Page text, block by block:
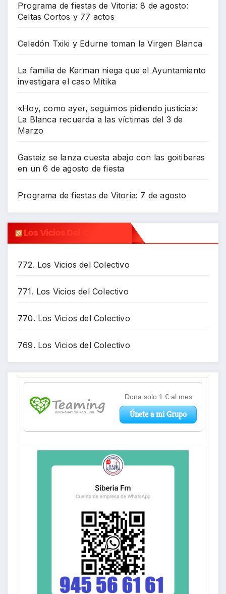
Programa de fiestas de Vitoria: 8 de agosto:
Celtas Cortos y 77 actos
Celedón Txiki y Edurne toman la Virgen Blanca
La familia de Kerman niega que el Ayuntamiento
investigara el caso Mítika
«Hoy, como ayer, seguimos pidiendo justicia»:
La Blanca recuerda a las víctimas del 3 de
Marzo
Gasteiz se lanza cuesta abajo con las goitiberas
en un 6 de agosto de fiesta
Programa de fiestas de Vitoria: 7 de agosto
Los Vicios Del Colectivo
772. Los Vicios del Colectivo
771. Los Vicios del Colectivo
770. Los Vicios del Colectivo
769. Los Vicios del Colectivo